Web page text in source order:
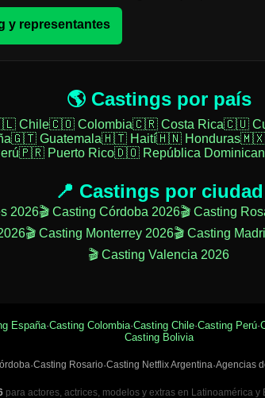
y representantes
🌎 Castings por país
Chile🇨🇴 Colombia🇨🇷 Costa Rica🇨🇺
🇬🇹 Guatemala🇭🇹 Haití🇭🇳 Honduras🇲🇽
🇵🇷 Puerto Rico🇩🇴 República
📍 Castings por ciudad
2026🎬 Casting Córdoba 2026🎬 Casting
🎬 Casting Monterrey 2026🎬 Casting
🎬 Casting Valencia 2026
España·Casting Colombia·Casting Chile·Casting Perú·
Casting Bolivia
·Casting Rosario·Casting Netflix Argentina·Agencias
para actores, actrices, modelos y extras en Latinoamérica